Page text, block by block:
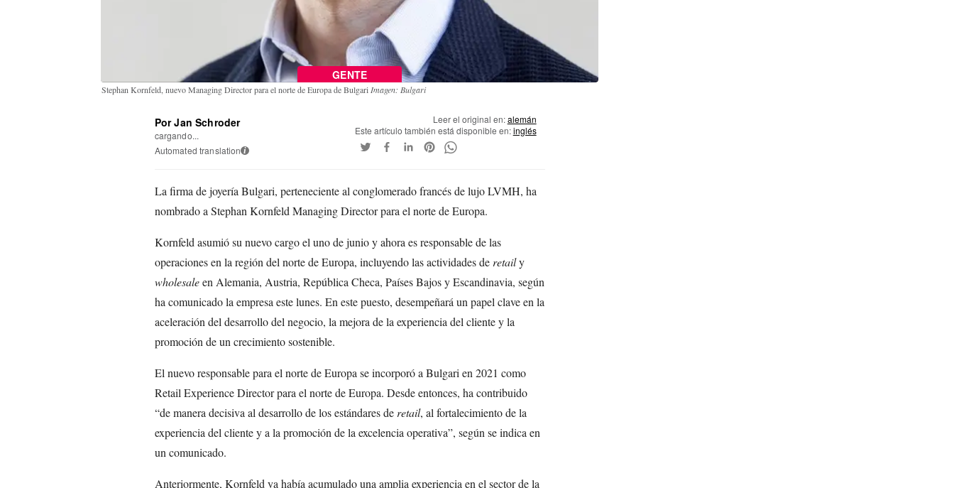
GENTE
Stephan Kornfeld, nuevo Managing Director para el norte de Europa de Bulgari Imagen: Bulgari
Por Jan Schroder
cargando...
Automated translation i
Leer el original en:alemán
Este artículo también está disponible en:inglés
La firma de joyería Bulgari, perteneciente al conglomerado francés de lujo LVMH, ha
nombrado a Stephan Kornfeld Managing Director para el norte de Europa.
Kornfeld asumió su nuevo cargo el uno de junio y ahora es responsable de las
operaciones en la región del norte de Europa, incluyendo las actividades de retaily
wholesaleen Alemania, Austria, República Checa, Países Bajos y Escandinavia, según
ha comunicado la empresa este lunes. En este puesto, desempeñará un papel clave en la
aceleración del desarrollo del negocio, la mejora de la experiencia del cliente y la
promoción de un crecimiento sostenible.
El nuevo responsable para el norte de Europa se incorporó a Bulgari en 2021 como
Retail Experience Director para el norte de Europa. Desde entonces, ha contribuido
“de manera decisiva al desarrollo de los estándares de retail, al fortalecimiento de la
experiencia del cliente y a la promoción de la excelencia operativa”, según se indica en
un comunicado.
Anteriormente, Kornfeld ya había acumulado una amplia experiencia en el sector de la